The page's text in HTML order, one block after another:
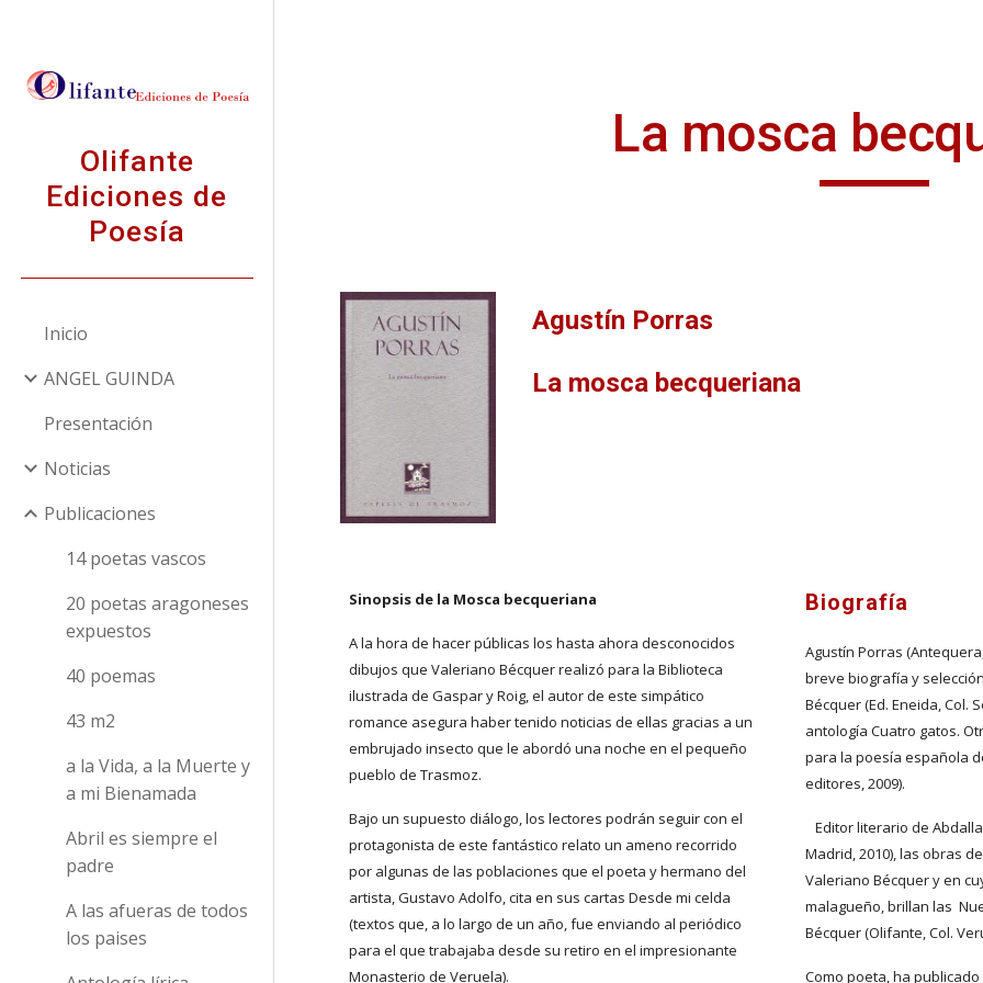
Olifante
Ediciones de
Poesía
Inicio
ANGEL GUINDA
Presentación
Noticias
Publicaciones
14 poetas vascos
20 poetas aragoneses
expuestos
40 poemas
43 m2
a la Vida, a la Muerte y
a mi Bienamada
Abril es siempre el
padre
A las afueras de todos
los paises
La mosca
Agustín Porras
La mosca becqueriana
Sinopsis de la Mosca becqueriana
A la hora de hacer públicas los hasta ahora desconocidos
dibujos que Valeriano Bécquer realizó para la Biblioteca
ilustrada de Gaspar y Roig, el autor de este simpático
romance asegura haber tenido noticias de ellas gracias a un
embrujado insecto que le abordó una noche en el pequeño
pueblo de Trasmoz.
Bajo un supuesto diálogo, los lectores podrán seguir con el
protagonista de este fantástico relato un ameno recorrido
por algunas de las poblaciones que el poeta y hermano del
artista, Gustavo Adolfo, cita en sus cartas Desde mi celda
(textos que, a lo largo de un año, fue enviando al periódico
para el que trabajaba desde su retiro en el impresionante
Monasterio de Veruela).
Biografía
Agustín Porras
breve biografía y
Bécquer (Ed. Eneida, Col.
antología Cuatro gatos.
para la poesía española
editores, 2009).
   Editor literario de Abdallah yAziz y Aziza (Reino de Cordelia,
Madrid, 2010), las obras
Valeriano Bécquer y en
malagueño, brillan las
Bécquer (Olifante, Col.
Como poeta, ha